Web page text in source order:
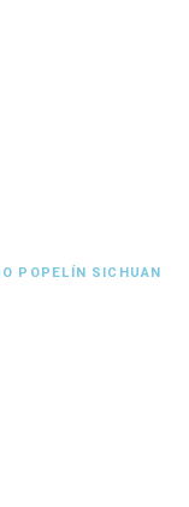
POPELÍN SICHUAN